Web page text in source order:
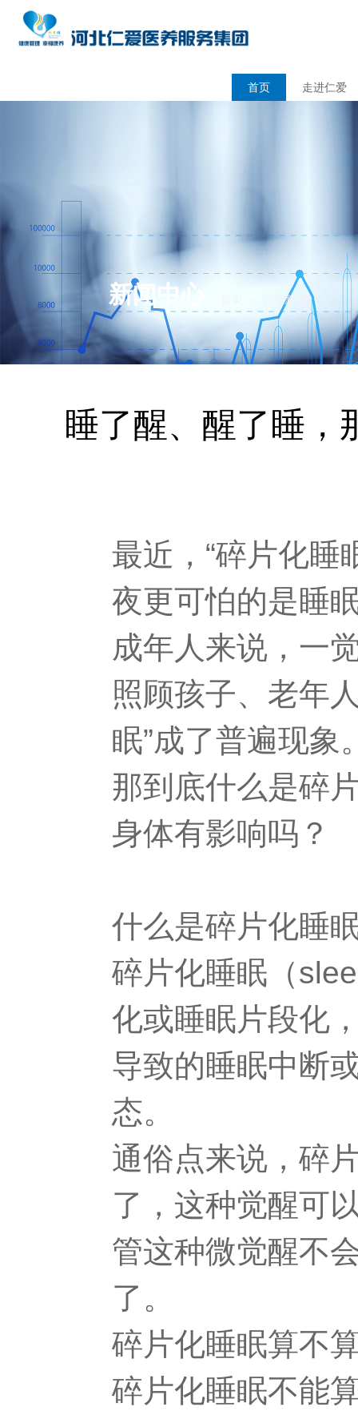
首页 走进仁爱
新闻中心 行业新闻
睡了醒、醒了睡，
最近，“碎片化睡
夜更可怕的是睡
成年人来说，一
照顾孩子、老年
眠”成了普遍现象
那到底什么是碎
身体有影响吗？
什么是碎片化睡
碎片化睡眠（
化或睡眠片段化
导致的睡眠中断
态。
通俗点来说，碎
了，这种觉醒可
管这种微觉醒不
了。
碎片化睡眠算不
碎片化睡眠不能